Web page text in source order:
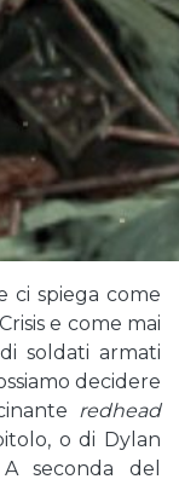
ci spiega come
e come mai
soldati armati
decidere
redhead
o di Dylan
seconda del